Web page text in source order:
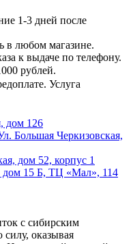
1-3 дней после
в любом магазине.
к выдаче по телефону.
рублей.
Услуга
дом 126
Большая Черкизовская,
дом 52, корпус 1
дом 15 Б, ТЦ «Мал», 114
с сибирским
оказывая